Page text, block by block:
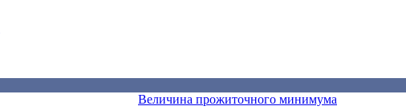
Величина прожиточного минимума